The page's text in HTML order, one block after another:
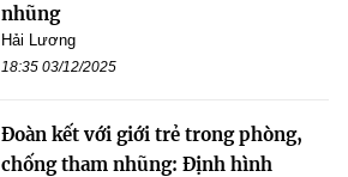
nhũng
Hải Lương
18:35 03/12/2025
Đoàn kết với giới trẻ trong phòng,
chống tham nhũng: Định hình